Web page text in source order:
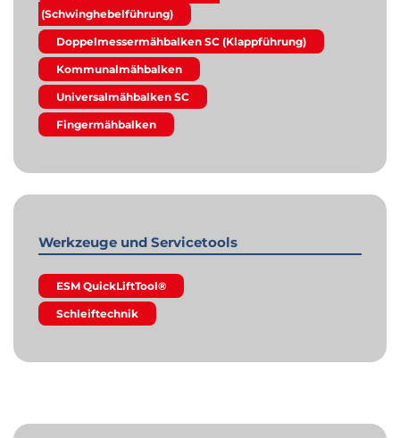
(Schwinghebelführung)
Doppelmessermähbalken SC (Klappführung)
Kommunalmähbalken
Universalmähbalken SC
Fingermähbalken
Werkzeuge und Servicetools
ESM QuickLiftTool®
Schleiftechnik